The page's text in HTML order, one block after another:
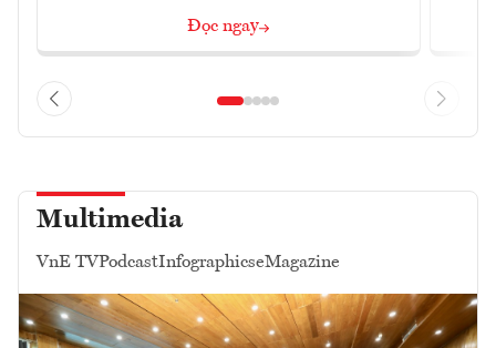
Đọc ngay
Multimedia
VnE TVPodcastInfographicseMagazine